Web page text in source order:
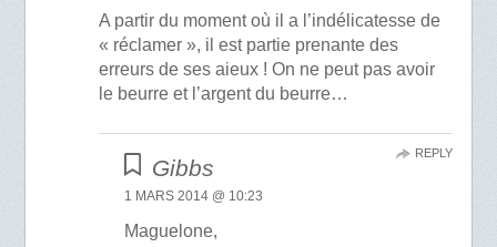
A partir du moment où il a l’indélicatesse de
« réclamer », il est partie prenante des
erreurs de ses aieux ! On ne peut pas avoir
le beurre et l’argent du beurre…
Gibbs
1 MARS 2014 @ 10:23
Maguelone,
REPLY